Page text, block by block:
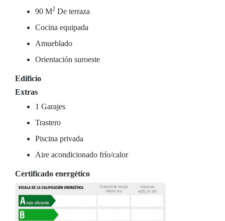
90 M2 De terraza
Cocina equipada
Amueblado
Orientación suroeste
Edificio
Extras
1 Garajes
Trastero
Piscina privada
Aire acondicionado frío/calor
Certificado energético